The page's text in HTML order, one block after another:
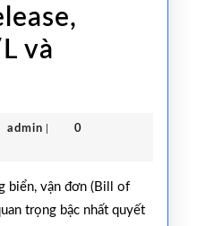
và
adminadmin0
trọng bậc nhất quyết